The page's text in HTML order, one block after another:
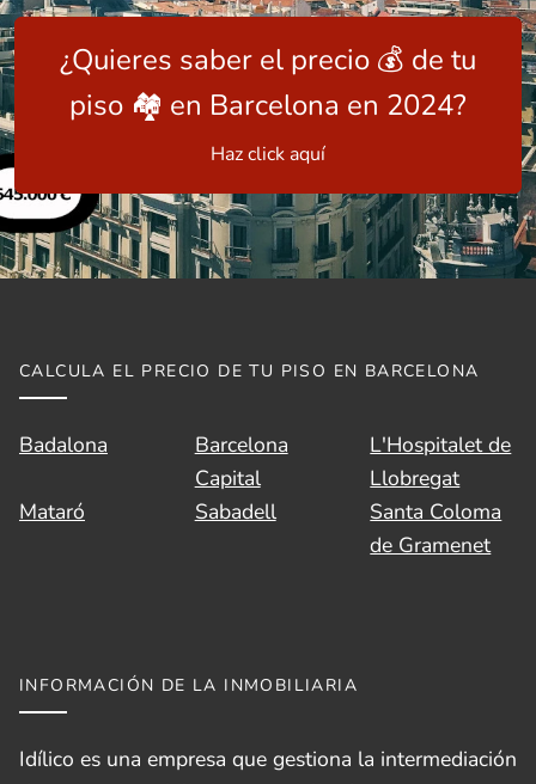
¿Quieres saber el precio 💰 de tu
piso 🏘️ en Barcelona en 2024?
Haz click aquí
CALCULA EL PRECIO DE TU PISO EN BARCELONA
Badalona
Barcelona
Capital
L'Hospitalet de
Llobregat
Mataró
Sabadell
Santa Coloma
de Gramenet
INFORMACIÓN DE LA INMOBILIARIA
Idílico es una empresa que gestiona la intermediación